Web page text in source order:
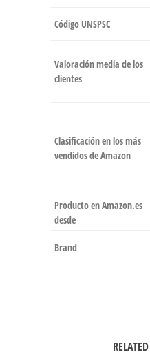
Código UNSPSC
Valoración media de los
clientes
Clasificación en los más
vendidos de Amazon
Producto en Amazon.es
desde
Brand